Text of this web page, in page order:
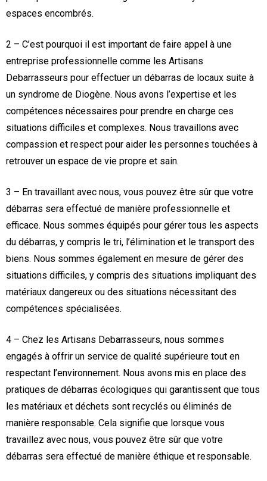
espaces encombrés.
2 – C’est pourquoi il est important de faire appel à une
entreprise professionnelle comme les Artisans
Debarrasseurs pour effectuer un débarras de locaux suite à
un syndrome de Diogène. Nous avons l’expertise et les
compétences nécessaires pour prendre en charge ces
situations difficiles et complexes. Nous travaillons avec
compassion et respect pour aider les personnes touchées à
retrouver un espace de vie propre et sain.
3 – En travaillant avec nous, vous pouvez être sûr que votre
débarras sera effectué de manière professionnelle et
efficace. Nous sommes équipés pour gérer tous les aspects
du débarras, y compris le tri, l’élimination et le transport des
biens. Nous sommes également en mesure de gérer des
situations difficiles, y compris des situations impliquant des
matériaux dangereux ou des situations nécessitant des
compétences spécialisées.
4 – Chez les Artisans Debarrasseurs, nous sommes
engagés à offrir un service de qualité supérieure tout en
respectant l’environnement. Nous avons mis en place des
pratiques de débarras écologiques qui garantissent que tous
les matériaux et déchets sont recyclés ou éliminés de
manière responsable. Cela signifie que lorsque vous
travaillez avec nous, vous pouvez être sûr que votre
débarras sera effectué de manière éthique et responsable.